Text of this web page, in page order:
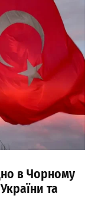
в Чорному
та